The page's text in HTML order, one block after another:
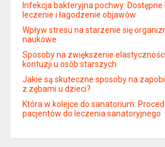
Infekcja bakteryjna pochwy:
leczenie i łagodzenie objawów
Wpływ stresu na starzenie się
naukowe
Sposoby na zwiększenie
kontuzji u osób starszych
Jakie są skuteczne sposoby na
z zębami u dzieci?
Która w kolejce do sanatorium:
pacjentów do leczenia sanatoryjnego